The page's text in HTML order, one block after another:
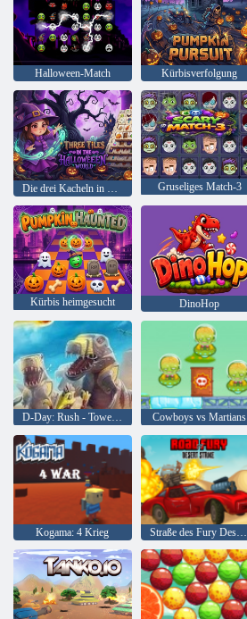
Halloween-Match Kürbisverfolgung
Gruseliges Match-3
Kürbis heimgesucht DinoHop
D-Day: Rush - Tower Defense Cowboys vs Martians
Kogama: 4 Krieg Straße des Fury Desert Strike